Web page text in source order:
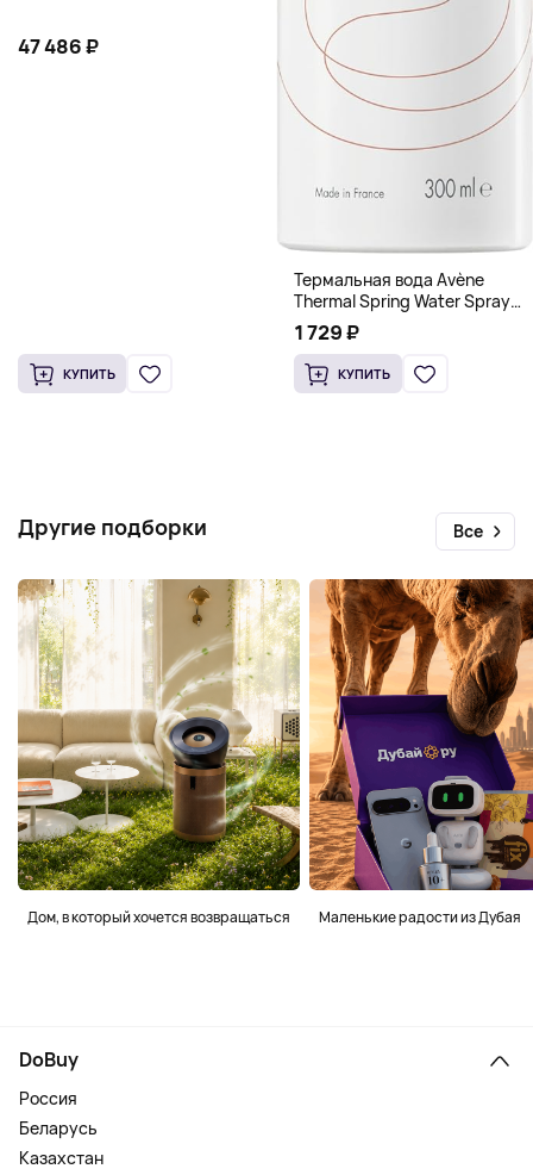
47 486 ₽
КУПИТЬ
Термальная вода Avène
Thermal Spring Water Spray
(Для чувствительной кожи),
300 мл
1 729 ₽
КУПИТЬ
Другие подборки Все
Дом, в который хочется возвращаться Маленькие радости из Дубая
DoBuy
Россия
Беларусь
Казахстан